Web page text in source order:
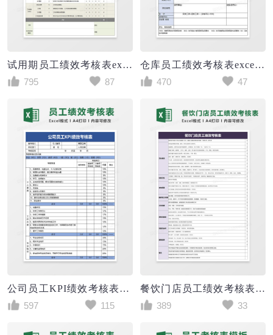
试用期员工绩效考核表excel模板
795
87
仓库员工绩效考核表excel模板
470
47
公司员工KPI绩效考核表excel模板
597
115
餐饮门店员工绩效考核表excel模板
389
33